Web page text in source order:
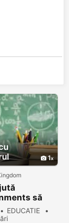
1
să
mai
EDUCATIE